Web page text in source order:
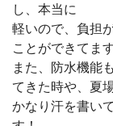
し、本当に
軽いので、負担
ことができてま
また、防水機能
てきた時や、夏
かなり汗を書い